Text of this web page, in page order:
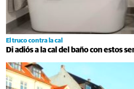
El truco contra la cal
Di adiós a la cal del baño con estos